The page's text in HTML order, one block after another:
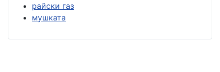
райски газ
мушката